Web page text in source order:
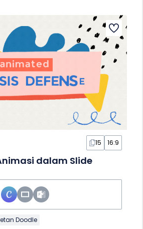
15 16:9
dalam Slide
Doodle